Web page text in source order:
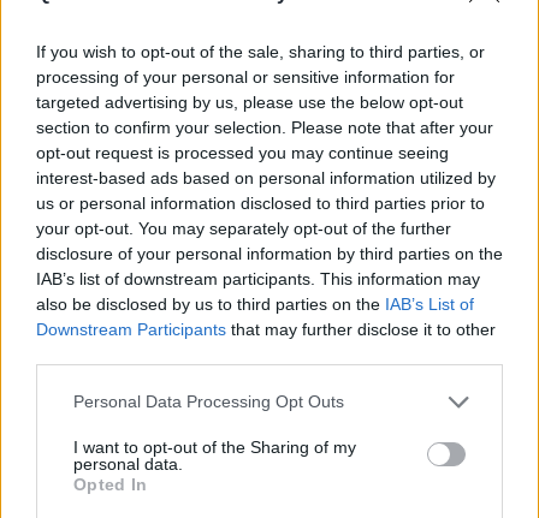
If you wish to opt-out of the sale, sharing to third parties, or
processing of your personal or sensitive information for
targeted advertising by us, please use the below opt-out
section to confirm your selection. Please note that after your
opt-out request is processed you may continue seeing
interest-based ads based on personal information utilized by
us or personal information disclosed to third parties prior to
your opt-out. You may separately opt-out of the further
disclosure of your personal information by third parties on the
IAB’s list of downstream participants. This information may
also be disclosed by us to third parties on the IAB’s List of
Downstream Participants that may further disclose it to other
Personal Data Processing Opt Outs
I want to opt-out of the Sharing of my
personal data.
Opted In
Η Eλένη Μενεγάκη με πουλόβερ και φούστα με